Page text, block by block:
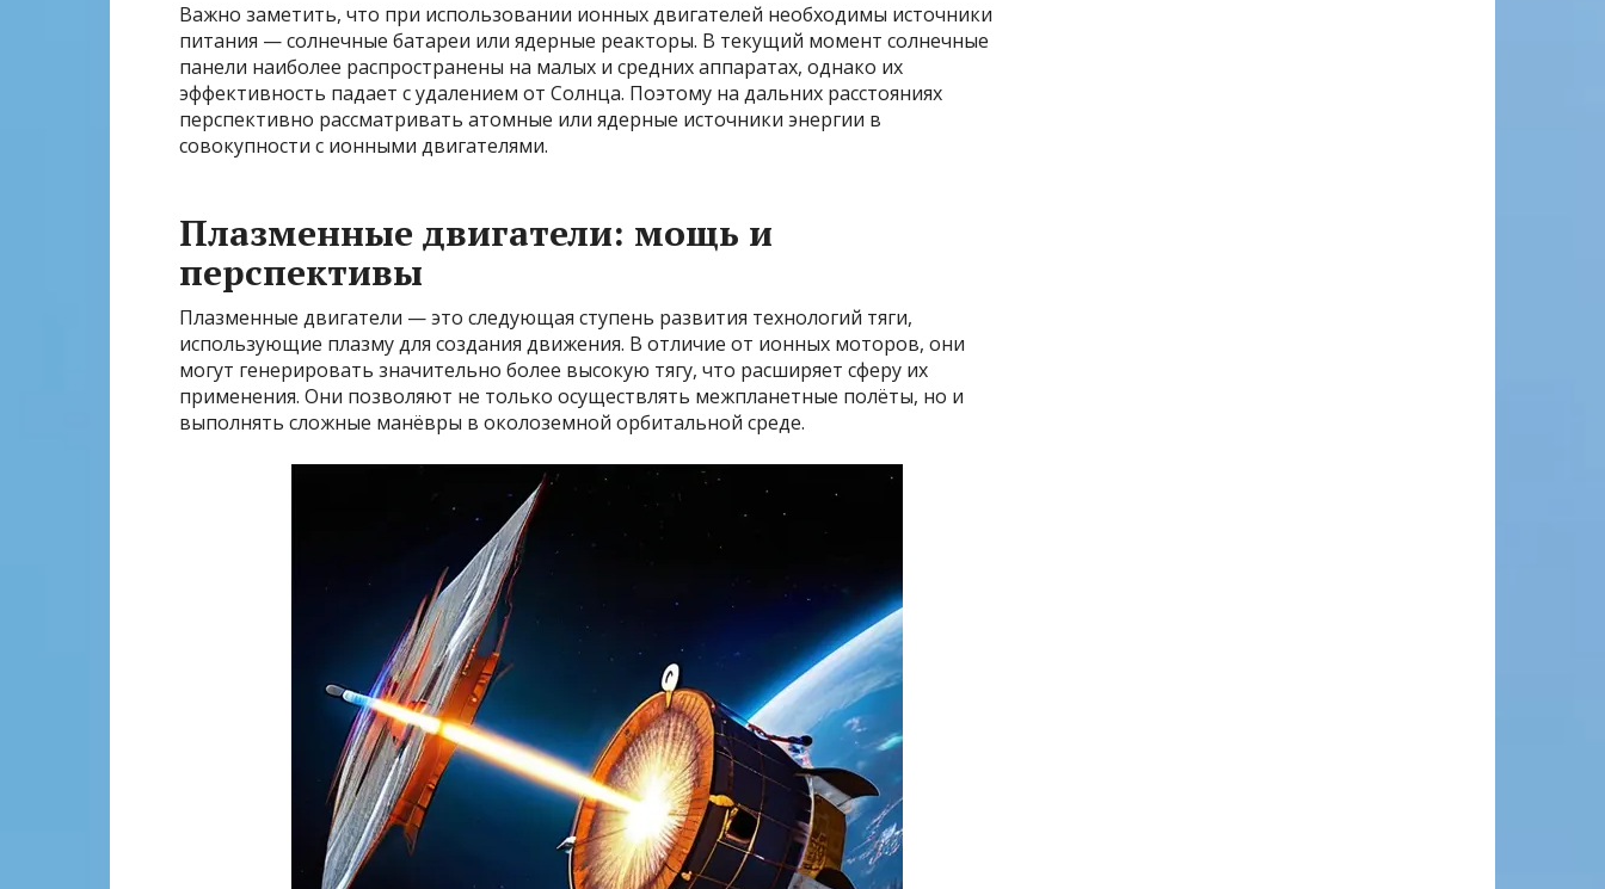
Важно заметить, что при использовании ионных двигателей необходимы источники
питания — солнечные батареи или ядерные реакторы. В текущий момент солнечные
панели наиболее распространены на малых и средних аппаратах, однако их
эффективность падает с удалением от Солнца. Поэтому на дальних расстояниях
перспективно рассматривать атомные или ядерные источники энергии в
совокупности с ионными двигателями.
Плазменные двигатели: мощь и
перспективы
Плазменные двигатели — это следующая ступень развития технологий тяги,
использующие плазму для создания движения. В отличие от ионных моторов, они
могут генерировать значительно более высокую тягу, что расширяет сферу их
применения. Они позволяют не только осуществлять межпланетные полёты, но и
выполнять сложные манёвры в околоземной орбитальной среде.